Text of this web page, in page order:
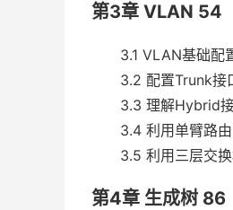
第3章 VLAN 54
3.1 VLAN基础配
3.2 配置Trunk接
3.3 理解Hybrid接
3.4 利用单臂路由
3.5 利用三层交换
第4章 生成树 86